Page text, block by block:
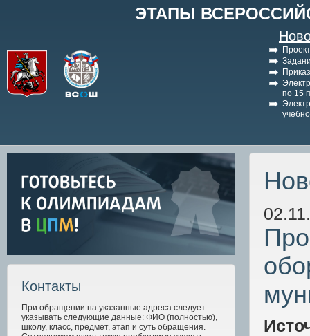
ЭТАПЫ
по 15
Контакты
При обращении на указанные адреса следует
указывать следующие данные: ФИО (полностью),
школу, класс, предмет, этап и суть обращения.